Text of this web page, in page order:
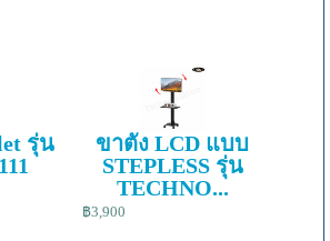
รุ่น
ขาตั้ง LCD แบบ
STEPLESS รุ่น
TECHNO...
฿3,900